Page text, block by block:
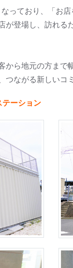
っており、「お
が登場し、訪れ
ら地元の方まで
つながる新しいコ
ーション